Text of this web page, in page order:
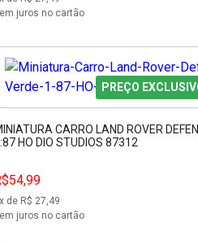
juros no cartão
PREÇO
CARRO LAND ROVER
HO DIO STUDIOS 87312
x de R$ 27,49
juros no cartão